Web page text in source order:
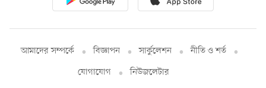
আমাদের সম্পর্কে বিজ্ঞাপন সার্কুলেশন
নীতি ও শর্ত
যোগাযোগ
নিউজলেটার